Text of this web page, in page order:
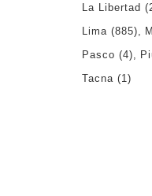
La Libertad
Lima (885)
Pasco (4)
Tacna (1)